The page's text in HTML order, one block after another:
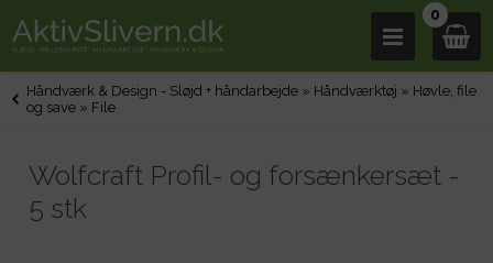
0
Håndværk & Design - Sløjd + håndarbejde » Håndværktøj » Høvle, file
og save » File
Wolfcraft Profil- og forsænkersæt -
5 stk